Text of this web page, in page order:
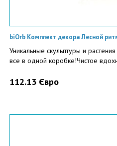
biOrb Комплект декора Лесной
Уникальные скульптуры и
все в одной коробке!Чистое
112.13 Євро